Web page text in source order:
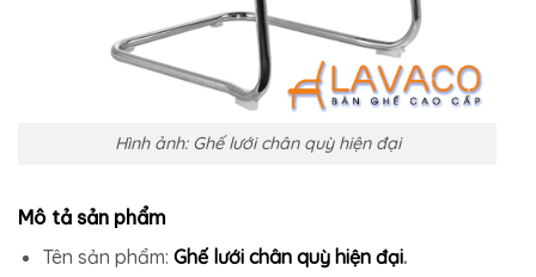
Hình ảnh: Ghế lưới chân quỳ hiện đại
Mô tả sản phẩm
Tên sản phẩm: Ghế lưới chân quỳ hiện đại.